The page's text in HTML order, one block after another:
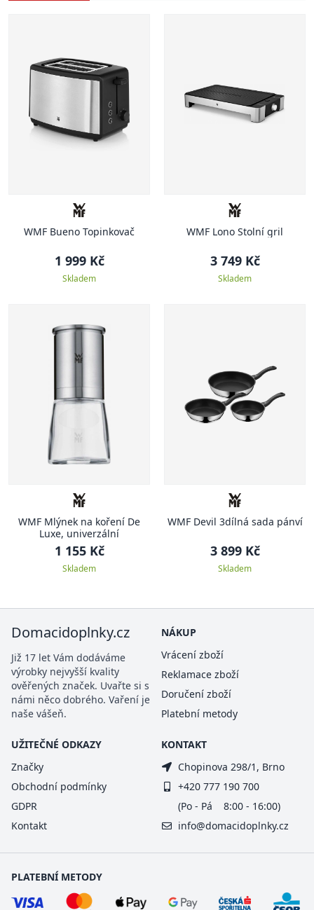
WMF Bueno Topinkovač
1 999 Kč
Skladem
WMF Lono Stolní gril
3 749 Kč
Skladem
WMF Mlýnek na koření De
Luxe, univerzální
1 155 Kč
Skladem
WMF Devil 3dílná sada pánví
3 899 Kč
Skladem
Domacidoplnky.cz
Již 17 let Vám dodáváme
výrobky nejvyšší kvality
ověřených značek. Uvařte si s
námi něco dobrého. Vaření je
naše vášeň.
NÁKUP
Vrácení zboží
Reklamace zboží
Doručení zboží
Platební metody
UŽITEČNÉ ODKAZY
Značky
Obchodní podmínky
GDPR
Kontakt
KONTAKT
Chopinova 298/1, Brno
+420 777 190 700
(Po - Pá 8:00 - 16:00)
info@domacidoplnky.cz
PLATEBNÍ METODY